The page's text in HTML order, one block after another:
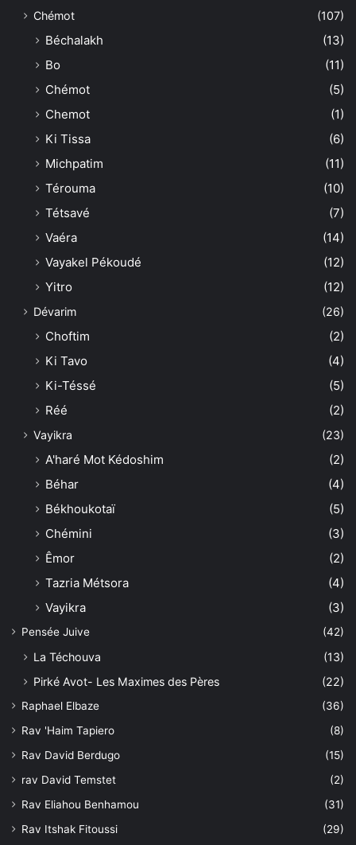
Chémot (107)
Béchalakh
(13)
Bo
(11)
Chémot
(5)
Chemot
(1)
Ki Tissa
(6)
Michpatim
(11)
Térouma
(10)
Tétsavé
(7)
Vaéra
(14)
Vayakel Pékoudé
(12)
Yitro
(12)
Dévarim (26)
Choftim
(2)
Ki Tavo
(4)
Ki-Téssé
(5)
Réé
(2)
Vayikra (23)
A'haré Mot Kédoshim
(2)
Béhar
(4)
Békhoukotaï
(5)
Chémini
(3)
Êmor
(2)
Tazria Métsora
(4)
Vayikra
(3)
Pensée Juive (42)
La Téchouva
(13)
Pirké Avot- Les Maximes des Pères
(22)
Raphael Elbaze
(36)
Rav 'Haim Tapiero
(8)
Rav David Berdugo
(15)
rav David Temstet
(2)
Rav Eliahou Benhamou
(31)
Rav Itshak Fitoussi
(29)